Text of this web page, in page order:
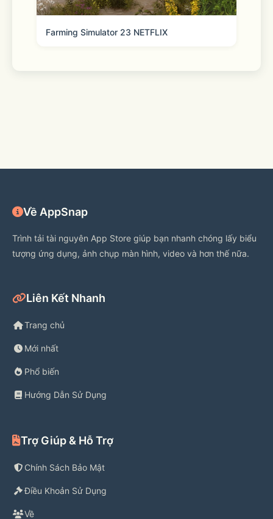
New! Get eligible prescriptions &
no order minimum fees.
Gas Savings
13,000+ locations nationwide**—
May vary by location & subject to
change.
Farming Simulator 23 NETFLIX
Về AppSnap
Trình tải tài nguyên App Store giúp bạn nhanh chóng lấy biểu
tượng ứng dụng, ảnh chụp màn hình, video và hơn thế nữa.
Liên Kết Nhanh
Trang chủ
Mới nhất
Phổ biến
Hướng Dẫn Sử Dụng
Trợ Giúp & Hỗ Trợ
Chính Sách Bảo Mật
Điều Khoản Sử Dụng
Về